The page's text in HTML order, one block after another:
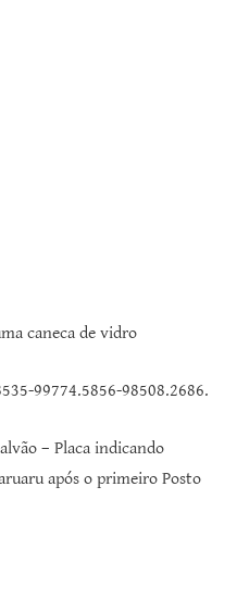
caneca de vidro
99774.5856-98508.2686.
– Placa indicando
após o primeiro Posto